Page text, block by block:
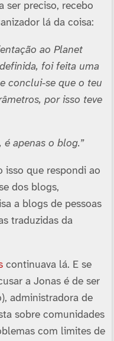
ser preciso, recebo
lá da coisa:
ao Planet
foi feita uma
conclui-se que o teu
por isso teve
apenas o blog.”
isso que respondi ao
dos blogs,
a blogs de pessoas
traduzidas da
continuava lá. E se
a Jonas é de ser
administradora de
sobre comunidades
com limites de